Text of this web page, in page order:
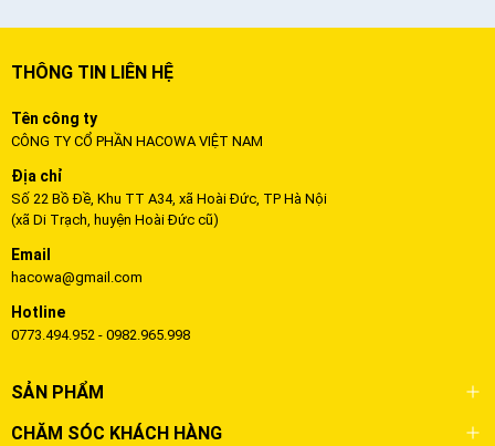
THÔNG TIN LIÊN HỆ
Tên công ty
CÔNG TY CỔ PHẦN HACOWA VIỆT NAM
Địa chỉ
Số 22 Bồ Đề, Khu TT A34, xã Hoài Đức, TP Hà Nội
(xã Di Trạch, huyện Hoài Đức cũ)
Email
hacowa@gmail.com
Hotline
0773.494.952 - 0982.965.998
SẢN PHẨM
CHĂM SÓC KHÁCH HÀNG